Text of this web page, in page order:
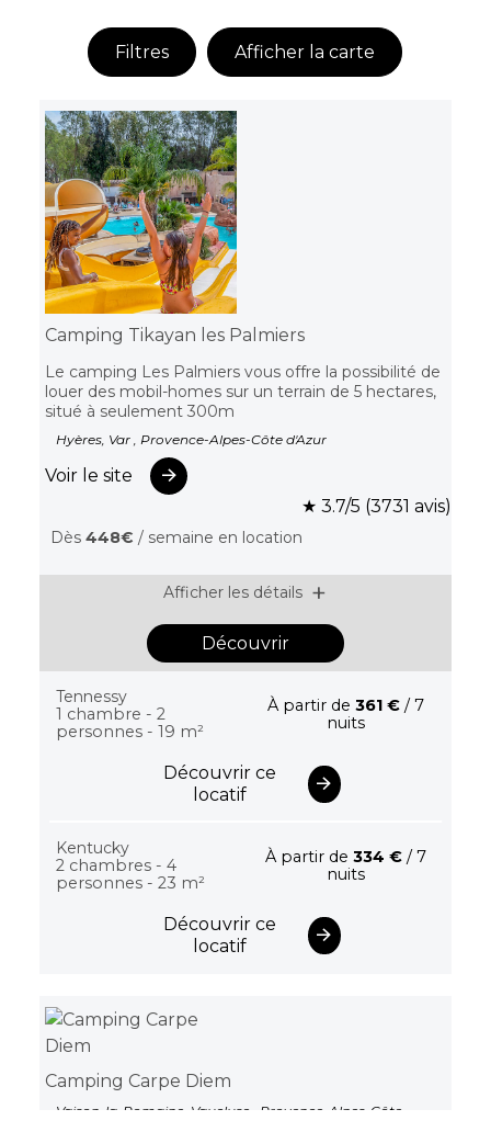
Filtres Afficher la carte
Camping Tikayan les Palmiers
Le camping Les Palmiers vous offre la possibilité de
louer des mobil-homes sur un terrain de 5 hectares,
situé à seulement 300m
Hyères, Var , Provence-Alpes-Côte d'Azur
Voir le site
★ 3.7/5 (3731 avis)
Dès 448€ / semaine en location
Afficher les détails
Découvrir
Tennessy
1 chambre - 2
personnes - 19 m²
À partir de361 € / 7
nuits
Découvrir ce
locatif
Kentucky
2 chambres - 4
personnes - 23 m²
À partir de334 € / 7
nuits
Découvrir ce
locatif
Camping Carpe Diem
Vaison-la-Romaine, Vaucluse , Provence-Alpes-Côte